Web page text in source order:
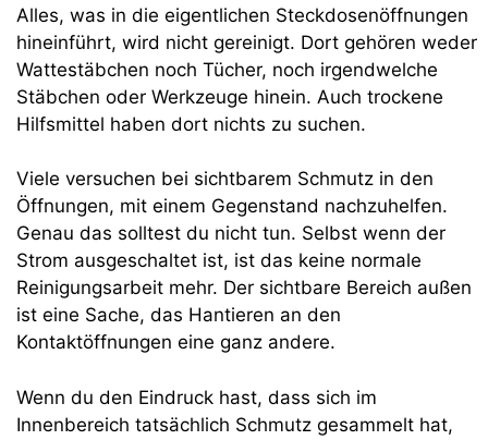
Alles, was in die eigentlichen Steckdosenöffnungen
hineinführt, wird nicht gereinigt. Dort gehören weder
Wattestäbchen noch Tücher, noch irgendwelche
Stäbchen oder Werkzeuge hinein. Auch trockene
Hilfsmittel haben dort nichts zu suchen.
Viele versuchen bei sichtbarem Schmutz in den
Öffnungen, mit einem Gegenstand nachzuhelfen.
Genau das solltest du nicht tun. Selbst wenn der
Strom ausgeschaltet ist, ist das keine normale
Reinigungsarbeit mehr. Der sichtbare Bereich außen
ist eine Sache, das Hantieren an den
Kontaktöffnungen eine ganz andere.
Wenn du den Eindruck hast, dass sich im
Innenbereich tatsächlich Schmutz gesammelt hat,